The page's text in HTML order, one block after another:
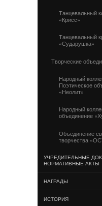
Танцевальный
«Крисс»
Танцевальный
«Сударушка»
Творческие
Народный
Поэтическое
«Неолит»
Народный
объединение
Объединение
творчества
УЧРЕДИТЕЛЬНЫЕ
НОРМАТИВНЫЕ АКТЫ
НАГРАДЫ
ИСТОРИЯ